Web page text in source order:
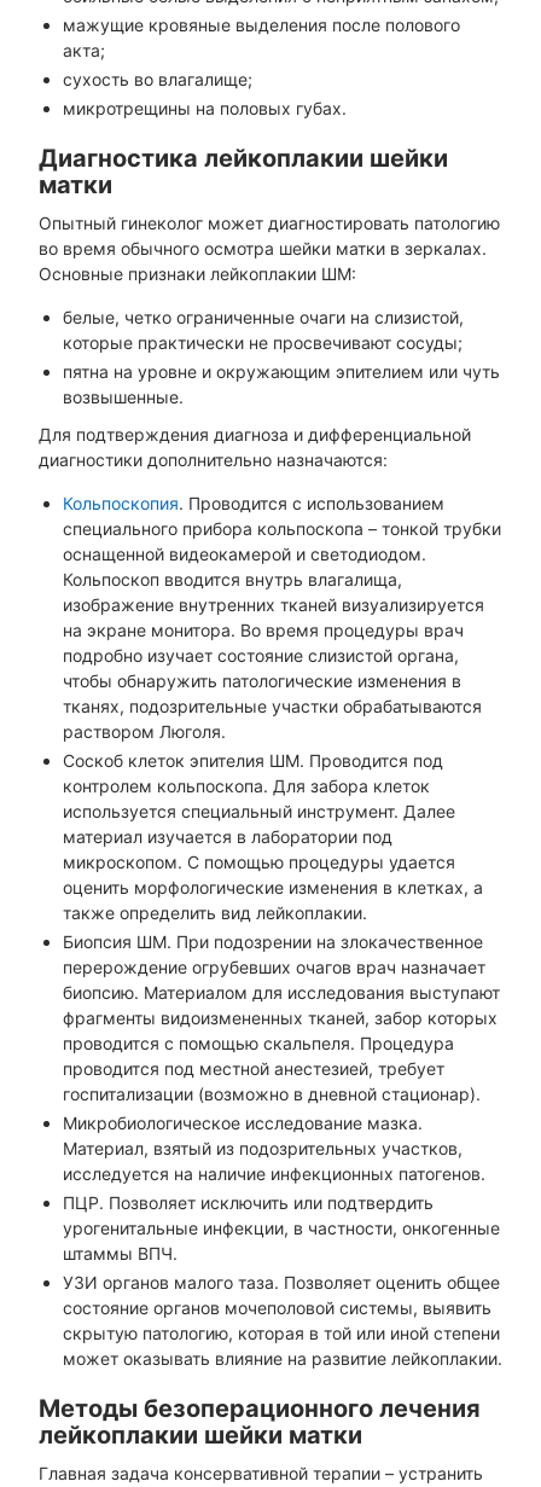
мажущие кровяные выделения после полового
акта;
сухость во влагалище;
микротрещины на половых губах.
Диагностика лейкоплакии шейки
матки
Опытный гинеколог может диагностировать патологию
во время обычного осмотра шейки матки в зеркалах.
Основные признаки лейкоплакии ШМ:
белые, четко ограниченные очаги на слизистой,
которые практически не просвечивают сосуды;
пятна на уровне и окружающим эпителием или чуть
возвышенные.
Для подтверждения диагноза и дифференциальной
диагностики дополнительно назначаются:
Кольпоскопия. Проводится с использованием
специального прибора кольпоскопа – тонкой трубки
оснащенной видеокамерой и светодиодом.
Кольпоскоп вводится внутрь влагалища,
изображение внутренних тканей визуализируется
на экране монитора. Во время процедуры врач
подробно изучает состояние слизистой органа,
чтобы обнаружить патологические изменения в
тканях, подозрительные участки обрабатываются
раствором Люголя.
Соскоб клеток эпителия ШМ. Проводится под
контролем кольпоскопа. Для забора клеток
используется специальный инструмент. Далее
материал изучается в лаборатории под
микроскопом. С помощью процедуры удается
оценить морфологические изменения в клетках, а
также определить вид лейкоплакии.
Биопсия ШМ. При подозрении на злокачественное
перерождение огрубевших очагов врач назначает
биопсию. Материалом для исследования выступают
фрагменты видоизмененных тканей, забор которых
проводится с помощью скальпеля. Процедура
проводится под местной анестезией, требует
госпитализации (возможно в дневной стационар).
Микробиологическое исследование мазка.
Материал, взятый из подозрительных участков,
исследуется на наличие инфекционных патогенов.
ПЦР. Позволяет исключить или подтвердить
урогенитальные инфекции, в частности, онкогенные
штаммы ВПЧ.
УЗИ органов малого таза. Позволяет оценить общее
состояние органов мочеполовой системы, выявить
скрытую патологию, которая в той или иной степени
может оказывать влияние на развитие лейкоплакии.
Методы безоперационного лечения
лейкоплакии шейки матки
Главная задача консервативной терапии – устранить